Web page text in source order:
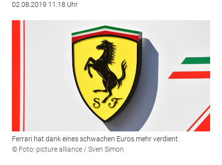
02.08.2019 11:18 Uhr
Ferrari hat dank eines schwachen Euros mehr verdient.
© Foto: picture alliance / Sven Simon